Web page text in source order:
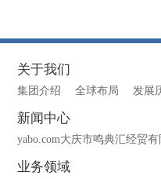
关于我们
集团介绍 全球布局 发展
新闻中心
yabo.com大庆市鸣典汇经贸
业务领域